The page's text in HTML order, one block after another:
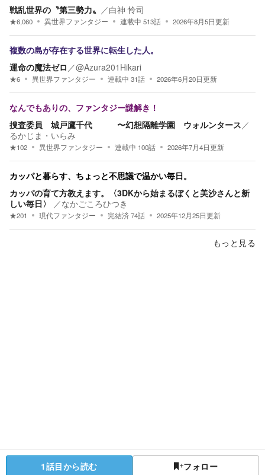
戦乱世界の〝第三勢力〟 ／白神 怜司
★6,060 異世界ファンタジー 連載中 513話 2026年8月5日更新
複数の島が存在する世界に転生した人。
運命の魔法ゼロ ／@Azura201Hikari
★6 異世界ファンタジー 連載中 31話 2026年6月20日更新
なんでもありの、ファンタジー謎解き！
捜査委員 城戸鷹千代 〜幻想隔離学園 ウォルンタース ／
るかじま・いらみ
★102 異世界ファンタジー 連載中 100話 2026年7月4日更新
カッパと暮らす、ちょっと不思議で温かい毎日。
カッパの育て方教えます。〈3DKから始まるぼくと美沙さんと新
しい毎日〉
／なかごころひつき
★201 現代ファンタジー 完結済74話 2025年12月25日更新
もっと見る
1話目から読む フォロー